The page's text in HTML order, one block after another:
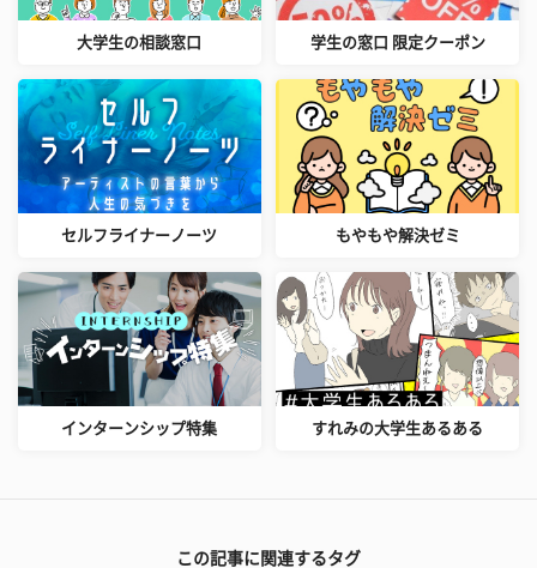
大学生の相談窓口 学生の窓口 限定クーポン
セルフライナーノーツ もやもや解決ゼミ
インターンシップ特集 すれみの大学生あるある
この記事に関連するタグ